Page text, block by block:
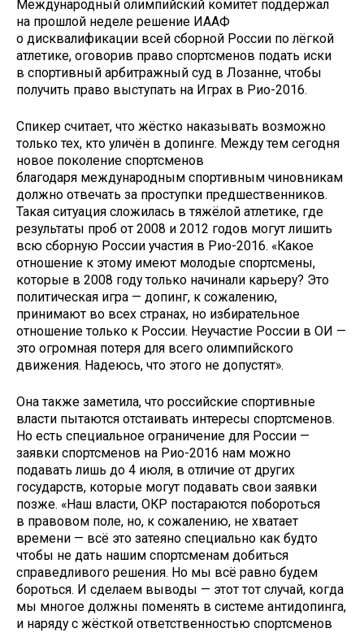
Международный олимпийский комитет поддержал
на прошлой неделе решение ИААФ
о дисквалификации всей сборной России по лёгкой
атлетике, оговорив право спортсменов подать иски
в спортивный арбитражный суд в Лозанне, чтобы
получить право выступать на Играх в Рио-2016.
Спикер считает, что жёстко наказывать возможно
только тех, кто уличён в допинге. Между тем сегодня
новое поколение спортсменов
благодаря международным спортивным чиновникам
должно отвечать за проступки предшественников.
Такая ситуация сложилась в тяжёлой атлетике, где
результаты проб от 2008 и 2012 годов могут лишить
всю сборную России участия в Рио-2016. «Какое
отношение к этому имеют молодые спортсмены,
которые в 2008 году только начинали карьеру? Это
политическая игра — допинг, к сожалению,
принимают во всех странах, но избирательное
отношение только к России. Неучастие России в ОИ —
это огромная потеря для всего олимпийского
движения. Надеюсь, что этого не допустят».
Она также заметила, что российские спортивные
власти пытаются отстаивать интересы спортсменов.
Но есть специальное ограничение для России —
заявки спортсменов на Рио-2016 нам можно
подавать лишь до 4 июля, в отличие от других
государств, которые могут подавать свои заявки
позже. «Наш власти, ОКР постараются побороться
в правовом поле, но, к сожалению, не хватает
времени — всё это затеяно специально как будто
чтобы не дать нашим спортсменам добиться
справедливого решения. Но мы всё равно будем
бороться. И сделаем выводы — этот тот случай, когда
мы многое должны поменять в системе антидопинга,
и наряду с жёсткой ответственностью спортсменов